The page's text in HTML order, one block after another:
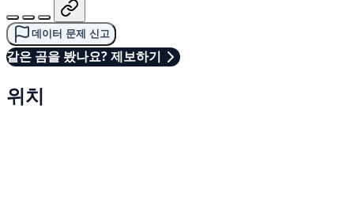
데이터 문제 신고
같은 곰을 봤나요? 제보하기
위치